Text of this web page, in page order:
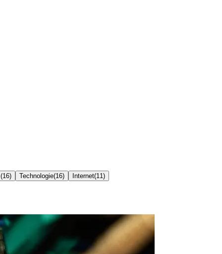
(16) Technologie(16) Internet(11 )